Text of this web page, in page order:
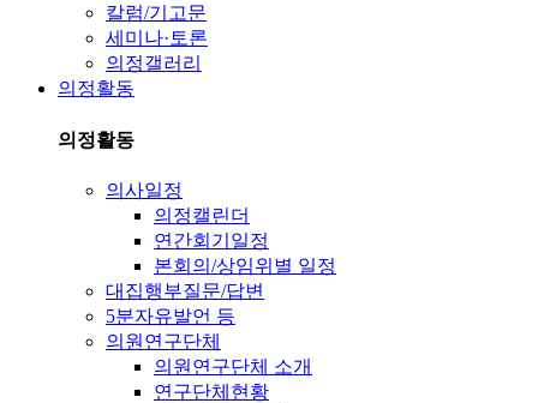
칼럼/기고문
세미나·토론
의정갤러리
의정활동
의정활동
의사일정
의정캘린더
연간회기일정
본회의/상임위별 일정
대집행부질문/답변
5분자유발언 등
의원연구단체
의원연구단체 소개
연구단체현황